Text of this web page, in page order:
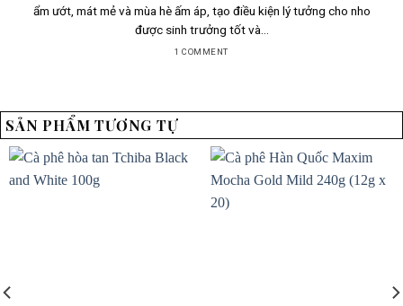
ẩm ướt, mát mẻ và mùa hè ấm áp, tạo điều kiện lý tưởng cho nho
được sinh trưởng tốt và...
1 COMMENT
SẢN PHẨM TƯƠNG TỰ